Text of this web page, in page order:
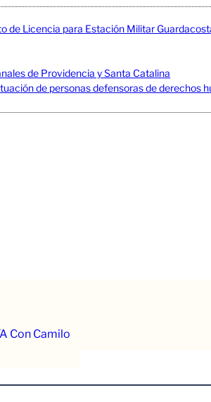
Licencia para Estación Militar
de Providencia y Santa Catalina
de personas defensoras de derechos
Con Camilo